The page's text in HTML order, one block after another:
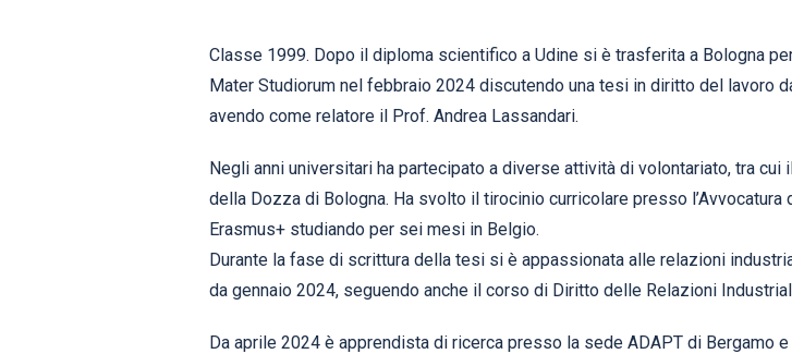
Classe 1999. Dopo il diploma scientifico a Udine si è trasferita a Bologna
Mater Studiorum nel febbraio 2024 discutendo una tesi in diritto del lavoro
avendo come relatore il Prof. Andrea Lassandari.
Negli anni universitari ha partecipato a diverse attività di volontariato, tra
della Dozza di Bologna. Ha svolto il tirocinio curricolare presso
Erasmus+ studiando per sei mesi in Belgio.
Durante la fase di scrittura della tesi si è appassionata alle relazioni
da gennaio 2024, seguendo anche il corso di Diritto delle Relazioni
Da aprile 2024 è apprendista di ricerca presso la sede ADAPT di Bergamo